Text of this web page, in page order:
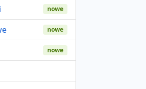
nowe
nowe
nowe